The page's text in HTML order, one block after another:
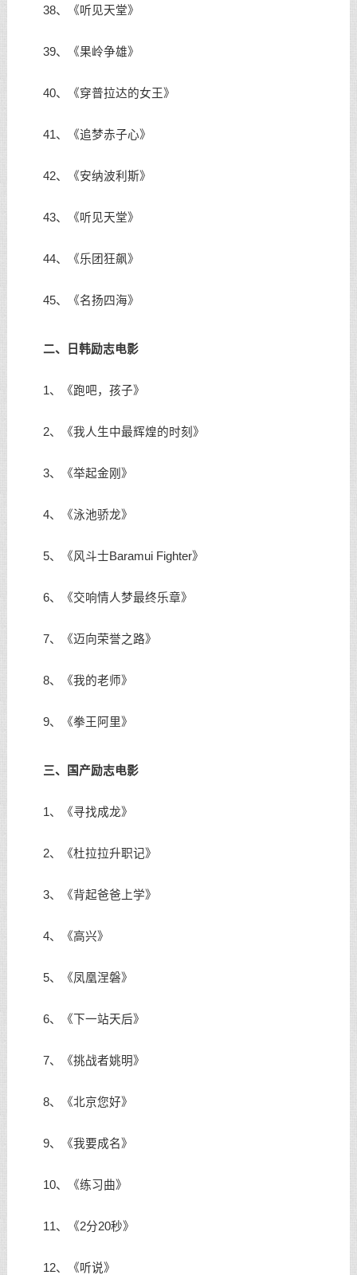
38、《听见天堂》
39、《果岭争雄》
40、《穿普拉达的女王》
41、《追梦赤子心》
42、《安纳波利斯》
43、《听见天堂》
44、《乐团狂飙》
45、《名扬四海》
二、日韩励志电影
1、《跑吧，孩子》
2、《我人生中最辉煌的时刻》
3、《举起金刚》
4、《泳池骄龙》
5、《风斗士Baramui Fighter》
6、《交响情人梦最终乐章》
7、《迈向荣誉之路》
8、《我的老师》
9、《拳王阿里》
三、国产励志电影
1、《寻找成龙》
2、《杜拉拉升职记》
3、《背起爸爸上学》
4、《高兴》
5、《凤凰涅磐》
6、《下一站天后》
7、《挑战者姚明》
8、《北京您好》
9、《我要成名》
10、《练习曲》
11、《2分20秒》
12、《听说》